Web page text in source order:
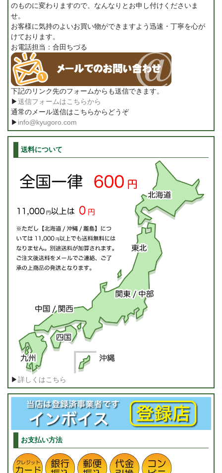
のものに変わりますので、なんなりとお申し付けくださいま
せ。
お客様に気持のよいお買い物ができますよう迅速・丁寧を心が
けております。
お電話担当：合田ちづる
下記のリンク先のフォームからも送信できます。
▶送信フォームはこちらから
通常のメール送信はこちらからどうぞ
▶ info@kyugoro.com
送料について
▶詳しくはこちら
お支払い方法